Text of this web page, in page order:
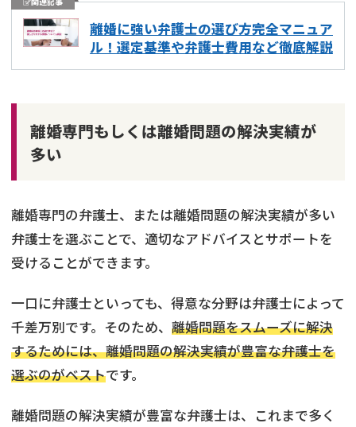
離婚に強い弁護士の選び方完全マニュア
ル！選定基準や弁護士費用など徹底解説
離婚専門もしくは離婚問題の解決実績が
多い
離婚専門の弁護士、または離婚問題の解決実績が多い
弁護士を選ぶことで、適切なアドバイスとサポートを
受けることができます。
一口に弁護士といっても、得意な分野は弁護士によって
千差万別です。そのため、 離婚問題をスムーズに解決
するためには、離婚問題の解決実績が豊富な弁護士を
選ぶのがベストです。
離婚問題の解決実績が豊富な弁護士は、これまで多く